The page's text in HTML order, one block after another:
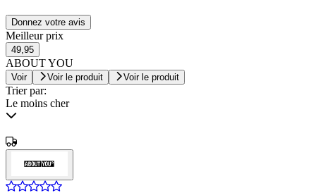
Donnez votre avis
Meilleur prix
49,95
ABOUT YOU
Voir Voir le produit Voir le produit
Trier par:
Le moins cher